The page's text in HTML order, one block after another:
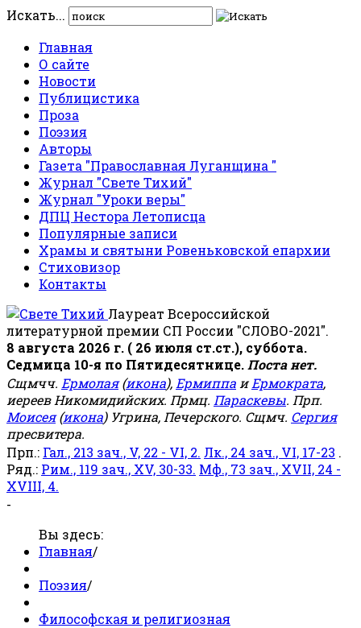
Искать...
Главная
О сайте
Новости
Публицистика
Проза
Поэзия
Авторы
Газета "Православная Луганщина "
Журнал "Свете Тихий"
Журнал "Уроки веры"
ДПЦ Нестора Летописца
Популярные записи
Храмы и святыни Ровеньковской епархии
Стиховизор
Контакты
Лауреат Всероссийской
литературной премии СП России "СЛОВО-2021".
8 августа 2026 г. ( 26 июля ст.ст.), суббота.
Седмица 10-я по Пятидесятнице. Поста нет.
Сщмчч. Ермолая(икона), Ермиппа иЕрмократа,
иереев Никомидийских. Прмц. Параскевы. Прп.
Моисея(икона) Угрина, Печерского. Сщмч. Сергия
пресвитера.
Прп.: Гал., 213 зач., V, 22 - VI, 2. Лк., 24 зач., VI, 17-23 .
Ряд.: Рим., 119 зач., XV, 30-33. Мф., 73 зач., XVII, 24 -
XVIII, 4.
-
Вы здесь:
Главная/
Поэзия/
Философская и религиозная